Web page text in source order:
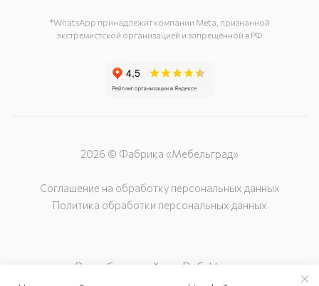
*WhatsApp принадлежит компании Meta, признанной
экстремистской организацией и запрещённой в РФ
2026 © Фабрика «Мебельград»
Соглашение на обработку персональных данных
Политика обработки персональных данных
Разработка сайта – Веб-Центр